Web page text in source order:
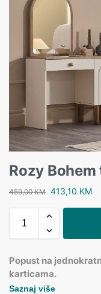
Rozy
459,00KM 413,10 KM
Popust na
karticama.
Saznaj više